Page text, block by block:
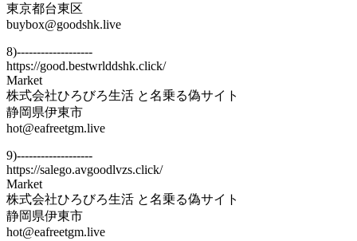
東京都台東区
buybox@goodshk.live
8)-------------------
https://good.bestwrlddshk.click/
Market
株式会社ひろびろ生活 と名乗る偽サイト
静岡県伊東市
hot@eafreetgm.live
9)-------------------
https://salego.avgoodlvzs.click/
Market
株式会社ひろびろ生活 と名乗る偽サイト
静岡県伊東市
hot@eafreetgm.live